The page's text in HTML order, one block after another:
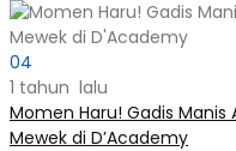
04
1 tahun lalu
Momen Haru! Gadis Manis
Mewek di D’Academy​